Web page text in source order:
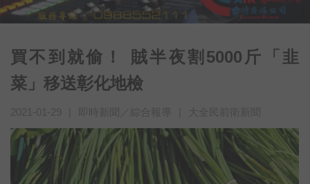
買不到就偷！ 賊半夜割5000斤「韭
菜」移送彰化地檢